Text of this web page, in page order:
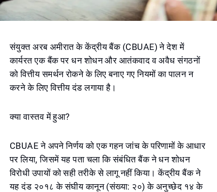
संयुक्त अरब अमीरात के केंद्रीय बैंक (CBUAE) ने देश में
कार्यरत एक बैंक पर धन शोधन और आतंकवाद व अवैध संगठनों
को वित्तीय समर्थन रोकने के लिए बनाए गए नियमों का पालन न
करने के लिए वित्तीय दंड लगाया है।
क्या वास्तव में हुआ?
CBUAE ने अपने निर्णय को एक गहन जांच के परिणामों के आधार
पर लिया, जिसमें यह पता चला कि संबंधित बैंक ने धन शोधन
विरोधी उपायों को सही तरीके से लागू नहीं किया। केंद्रीय बैंक ने
यह दंड २०१८ के संघीय कानून (संख्या: २०) के अनुच्छेद १४ के